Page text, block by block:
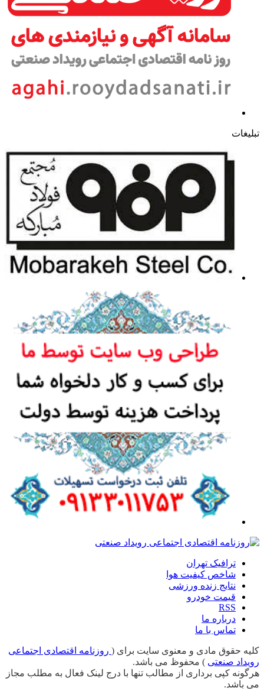
تبلیغات
ترافیک تهران
شاخص کیفیت هوا
نتایج زنده ورزشی
قیمت خودرو
RSS
درباره ما
تماس با ما
کلیه حقوق مادی و معنوی سایت برای ( روزنامه اقتصادی اجتماعی
رویداد صنعتی ) محفوظ می باشد.
هرگونه کپی برداری از مطالب تنها با درج لینک فعال به مطلب مجاز
می باشد.